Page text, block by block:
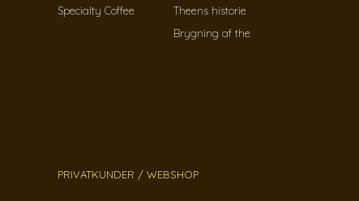
Specialty Coffee
Theens historie
Brygning af the
PRIVATKUNDER / WEBSHOP